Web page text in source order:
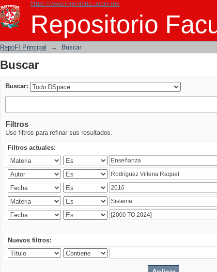
https://www.ingenieria.unam.mx
Repositorio
Buscar
RepoFI Principal → Buscar
Buscar
Buscar:
Filtros
Use filtros para refinar sus resultados.
Filtros actuales:
Nuevos filtros: